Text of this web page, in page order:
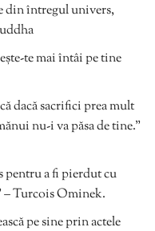
din întregul univers,
te mai întâi pe tine
dacă sacrifici prea mult
nu-i va păsa de tine.”
pentru a fi pierdut cu
– Turcois Ominek.
pe sine prin actele